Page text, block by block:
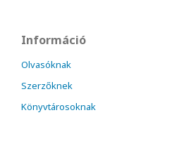
Információ
Olvasóknak
Szerzőknek
Könyvtárosoknak